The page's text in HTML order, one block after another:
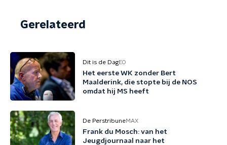
Gerelateerd
Dit is de DagEO
Het eerste WK zonder Bert
Maalderink, die stopte bij de NOS
omdat hij MS heeft
De PerstribuneMAX
Frank du Mosch: van het
Jeugdjournaal naar het